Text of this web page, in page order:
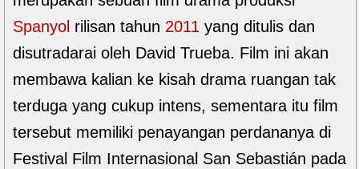
Spanyol rilisan tahun 2011 yang ditulis dan
disutradarai oleh David Trueba. Film ini akan
membawa kalian ke kisah drama ruangan tak
terduga yang cukup intens, sementara itu film
tersebut memiliki penayangan perdananya di
Festival Film Internasional San Sebastián pada